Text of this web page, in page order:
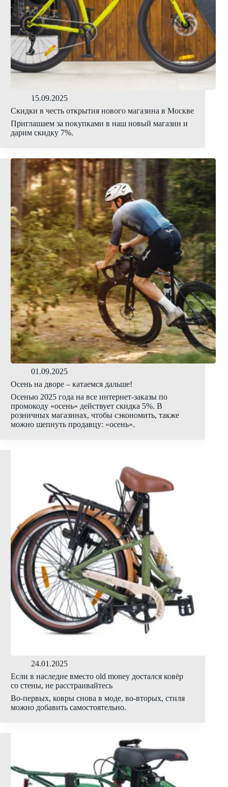
15.09.2025
Скидки в честь открытия нового магазина в Москве
Приглашаем за покупками в наш новый магазин и
дарим скидку 7%.
01.09.2025
Осень на дворе – катаемся дальше!
Осенью 2025 года на все интернет-заказы по
промокоду «осень» действует скидка 5%. В
розничных магазинах, чтобы сэкономить, также
можно шепнуть продавцу: «осень».
24.01.2025
Если в наследие вместо old money достался ковёр
со стены, не расстраивайтесь
Во-первых, ковры снова в моде, во-вторых, стиля
можно добавить самостоятельно.